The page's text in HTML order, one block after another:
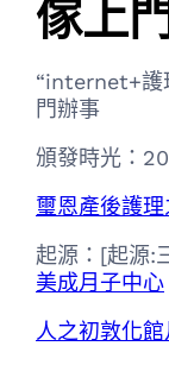
傢上
“internet+護
門辦事
頒發時光：
璽恩產後護理
起源： [起源:
美成月子中心
人之初敦化